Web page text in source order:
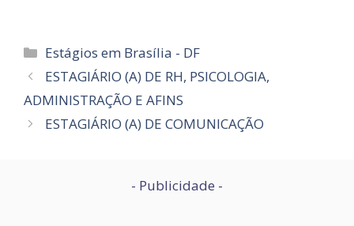
Categorias
Estágios em Brasília - DF
ESTAGIÁRIO (A) DE RH, PSICOLOGIA,
ADMINISTRAÇÃO E AFINS
ESTAGIÁRIO (A) DE COMUNICAÇÃO
- Publicidade -